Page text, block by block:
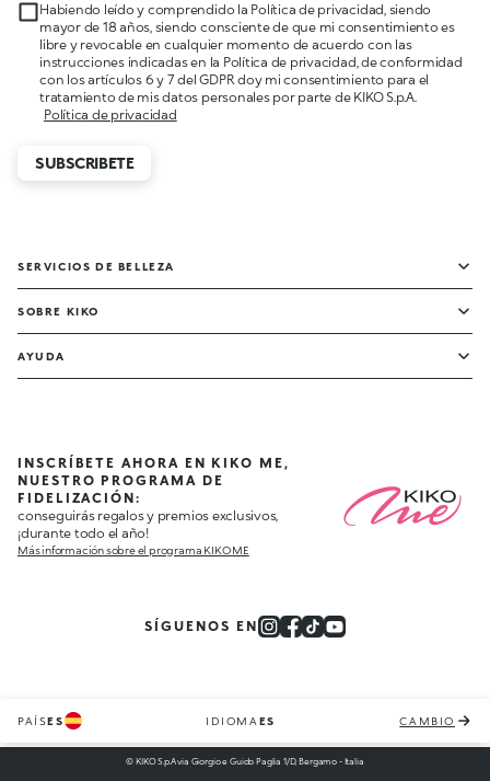
Habiendo leído y comprendido la Política de privacidad, siendo
mayor de 18 años, siendo consciente de que mi consentimiento es
libre y revocable en cualquier momento de acuerdo con las
instrucciones indicadas en la Política de privacidad, de conformidad
con los artículos 6 y 7 del GDPR doy mi consentimiento para el
tratamiento de mis datos personales por parte de KIKO S.p.A.
Política de privacidad
SUBSCRIBETE
SERVICIOS DE BELLEZA
SOBRE KIKO
AYUDA
INSCRÍBETE AHORA EN KIKO ME,
NUESTRO PROGRAMA DE
FIDELIZACIÓN:
conseguirás regalos y premios exclusivos,
¡durante todo el año!
Más información sobre el programa KIKO ME
SÍGUENOS EN
PAÍSES IDIOMA ES CAMBIO
© KIKO S.p.A via Giorgio e Guido Paglia 1/D, Bergamo - Italia